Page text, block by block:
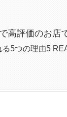
高評価のお店
5つの理由5